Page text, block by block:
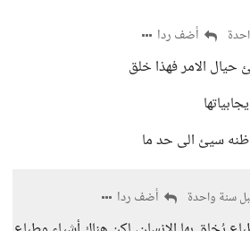
أضف ردا
الامر فهذا خلق
سيئ الى حد ما
سنة واحدة أضف ردا